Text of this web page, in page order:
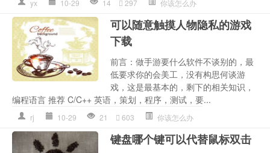
yx 10-29 14 297 你该怎么办
可以随意触摸人物隐私的游戏
下载
前言：做手游要什么软件不谈别的，最
低要求你的会美工，没有构思何谈游
戏，这是最基本的，剩下的相关知识，
编程语言 推荐 C/C++ 英语，策划，程序，测试，要...
rj 10-29 21 603 你该怎么办
键盘哪个键可以代替鼠标双击